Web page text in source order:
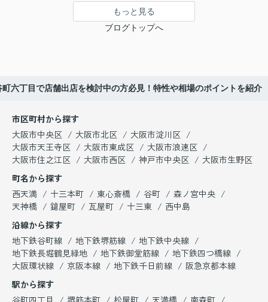
もっと見る
ブログトップへ
町六丁目で店舗出店を検討中の方必見！特性や相場のポイントを紹介
市区町村から探す
大阪市中央区
大阪市北区
大阪市淀川区
大阪市天王寺区
大阪市東成区
大阪市浪速区
大阪市住之江区
大阪市西区 神戸市中央区
大阪市生野区
町名から探す
西天満
十三本町 東心斎橋 谷町
森ノ宮中央
天神橋
鎗屋町 瓦屋町 十三東
西中島
沿線から探す
地下鉄谷町線
地下鉄堺筋線
地下鉄中央線
地下鉄長堀鶴見緑地
地下鉄御堂筋線
地下鉄四つ橋線
大阪環状線
京阪本線 地下鉄千日前線
阪急京都本線
駅から探す
谷町四丁目
堺筋本町 松屋町 天満橋
南森町